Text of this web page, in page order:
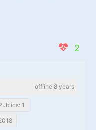
2
offline 8 years
1